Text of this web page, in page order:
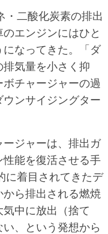
二酸化炭素の排出
エンジンにはひと
なってきた。「ダ
気量を小さく抑
チャージャーの過
ンサイジングター
ジャーは、排出ガ
性能を復活させる手
に着目されてきたデ
ら排出される燃焼
中に放出（捨て
、という発想から